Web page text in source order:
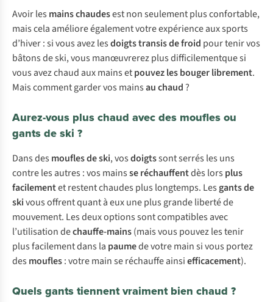
Avoir les mains chaudesest non seulement plus confortable,
mais cela améliore également votre expérience aux sports
d’hiver : si vous avez lesdoigts transis de froid pour tenir vos
bâtons de ski, vous manœuvrerez plus difficilementque si
vous avez chaud aux mains etpouvez les bouger librement.
Mais comment garder vos mainsau chaud?
Aurez-vous plus chaud avec des moufles ou
gants de ski ?
Dans des moufles de ski, vosdoigtssont serrés les uns
contre les autres : vos mainsse réchauffentdès lors plus
facilementet restent chaudes plus longtemps. Les gants de
skivous offrent quant à eux une plus grande liberté de
mouvement. Les deux options sont compatibles avec
l’utilisation dechauffe-mains(mais vous pouvez les tenir
plus facilement dans la paumede votre main si vous portez
des moufles: votre main se réchauffe ainsiefficacement).
Quels gants tiennent vraiment bien chaud ?